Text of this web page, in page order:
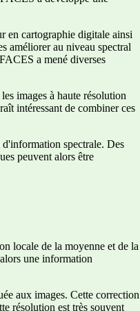
en cartographie digitale ainsi
améliorer au niveau spectral
a mené diverses
images à haute résolution
intéressant de combiner ces
spectrale. Des
peuvent alors être
locale de la moyenne et de la
une information
aux images. Cette correction
résolution est très souvent